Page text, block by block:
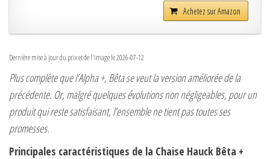
Achetez sur Amazon
Dernière mise à jour du prix et de l'image le 2026-07-12
Plus complète que l’Alpha +, Bêta se veut la version améliorée de la
précédente. Or, malgré quelques évolutions non négligeables, pour un
produit qui reste satisfaisant, l’ensemble ne tient pas toutes ses
promesses.
Principales caractéristiques de la Chaise Hauck Bêta +